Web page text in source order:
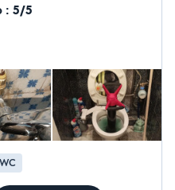
passion et rigueur
que ce soit pour de
ou des
et la qualité d'un
l'art. Faites confiance à
tous vos travaux de
: 5/5